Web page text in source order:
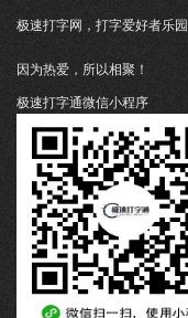
极速打字网，打字爱好者乐园
因为热爱，所以相聚！
极速打字通微信小程序